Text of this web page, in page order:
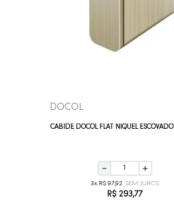
DOCOL
CABIDE DOCOL FLAT NÍQUEL ESCOVADO
＋
－
3 R$ 97,92
R$ 293,77